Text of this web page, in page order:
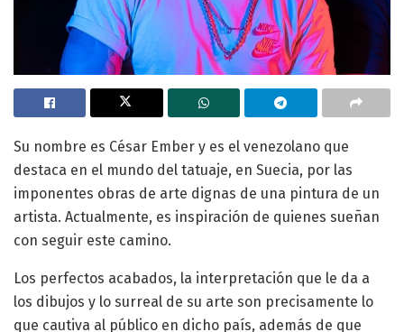
‌Su nombre es César Ember y es el venezolano que
destaca en el mundo del tatuaje, en Suecia, por las
imponentes obras de arte dignas de una pintura de un
artista. Actualmente, es inspiración de quienes sueñan
con seguir este camino.
Los perfectos acabados, la interpretación que le da a
los dibujos y lo surreal de su arte son precisamente lo
que cautiva al público en dicho país, además de que